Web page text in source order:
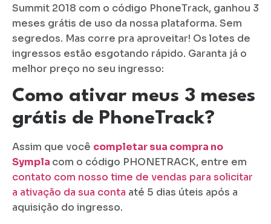
Summit 2018 com o código PhoneTrack, ganhou 3
meses grátis de uso da nossa plataforma. Sem
segredos. Mas corre pra aproveitar! Os lotes de
ingressos estão esgotando rápido. Garanta já o
melhor preço no seu ingresso:
Como ativar meus 3 meses
grátis de PhoneTrack?
Assim que você completar sua compra no
Sympla com o código PHONETRACK, entre em
contato com nosso time de vendas para solicitar
a ativação da sua conta até 5 dias úteis após a
aquisição do ingresso.